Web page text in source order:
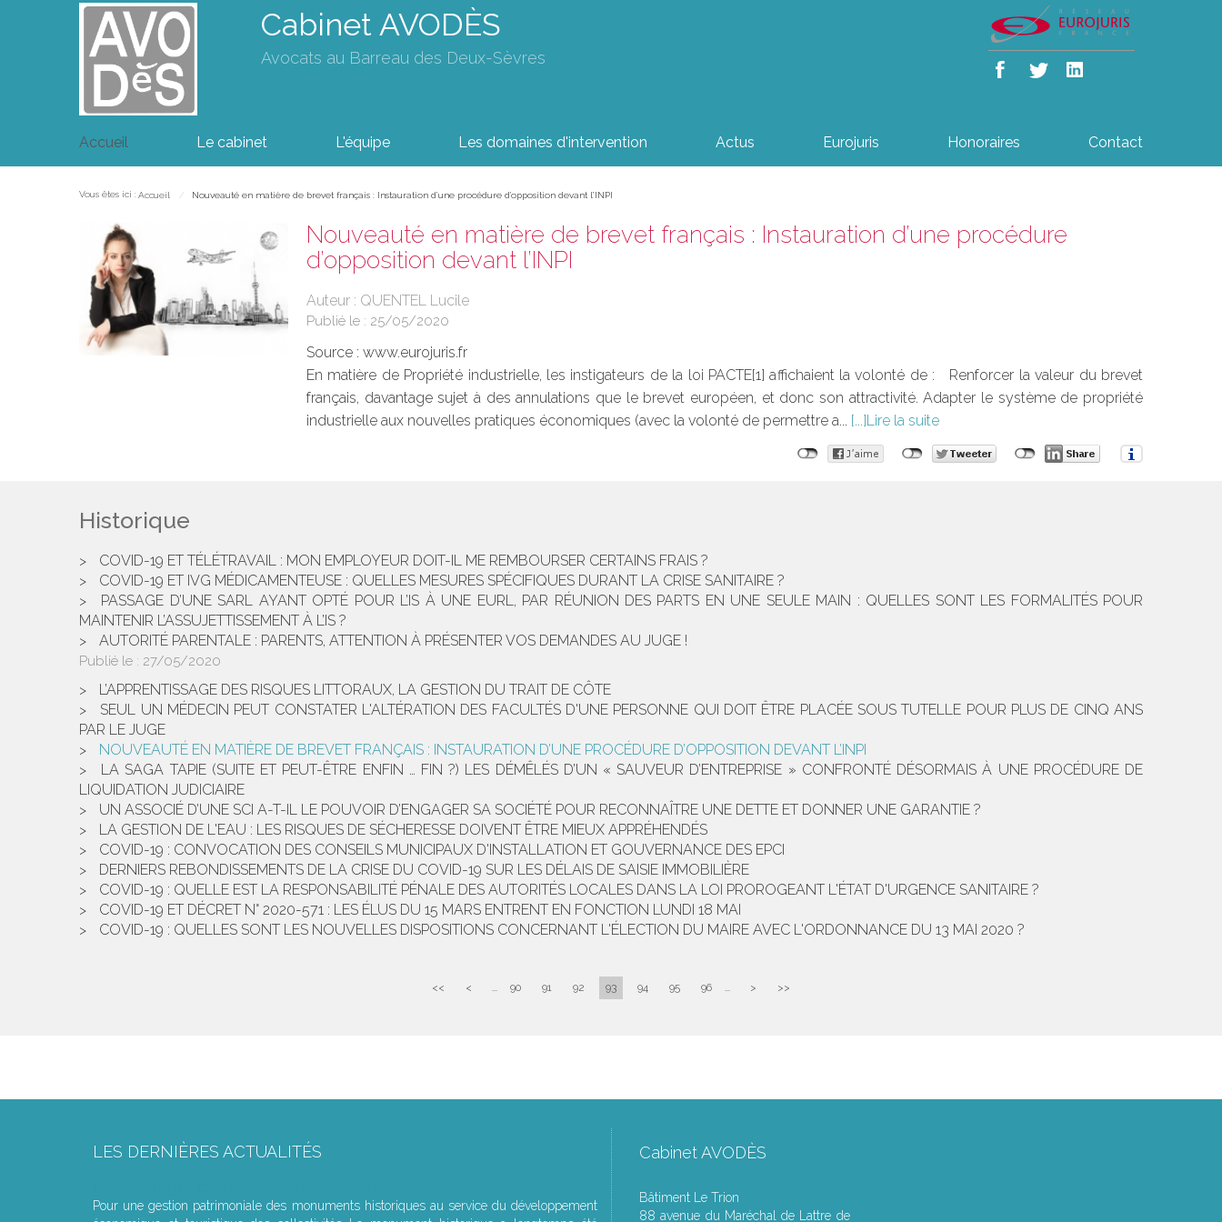
Cabinet AVODÈS
Avocats au Barreau des Deux-Sèvres
Accueil Le cabinet L'équipe Les domaines d'intervention Actus Eurojuris Honoraires Contact
Vous êtes ici : Accueil Nouveauté en matière de brevet français : Instauration d’une procédure d’opposition devant l’INPI
Nouveauté en matière de brevet français : Instauration d’une procédure
d’opposition devant l’INPI
Auteur : QUENTEL Lucile
Publié le : 25/05/2020
Source : www.eurojuris.fr
En matière de Propriété industrielle, les instigateurs de la loi PACTE[1] affichaient la volonté de : Renforcer la valeur du brevet
français, davantage sujet à des annulations que le brevet européen, et donc son attractivité. Adapter le système de propriété
industrielle aux nouvelles pratiques économiques (avec la volonté de permettre a...
Lire la suite
Historique
COVID-19 ET TÉLÉTRAVAIL : MON EMPLOYEUR DOIT-IL ME REMBOURSER CERTAINS FRAIS ?
COVID-19 ET IVG MÉDICAMENTEUSE : QUELLES MESURES SPÉCIFIQUES DURANT LA CRISE SANITAIRE ?
PASSAGE D’UNE SARL AYANT OPTÉ POUR L’IS À UNE EURL, PAR RÉUNION DES PARTS EN UNE SEULE MAIN : QUELLES SONT LES FORMALITÉS POUR
MAINTENIR L’ASSUJETTISSEMENT À L’IS ?
AUTORITÉ PARENTALE : PARENTS, ATTENTION À PRÉSENTER VOS DEMANDES AU JUGE !
Publié le : 27/05/2020
L’APPRENTISSAGE DES RISQUES LITTORAUX, LA GESTION DU TRAIT DE CÔTE
SEUL UN MÉDECIN PEUT CONSTATER L'ALTÉRATION DES FACULTÉS D'UNE PERSONNE QUI DOIT ÊTRE PLACÉE SOUS TUTELLE POUR PLUS DE CINQ ANS
PAR LE JUGE
NOUVEAUTÉ EN MATIÈRE DE BREVET FRANÇAIS : INSTAURATION D’UNE PROCÉDURE D’OPPOSITION DEVANT L’INPI
LA SAGA TAPIE (SUITE ET PEUT-ÊTRE ENFIN … FIN ?) LES DÉMÊLÉS D’UN « SAUVEUR D’ENTREPRISE » CONFRONTÉ DÉSORMAIS À UNE PROCÉDURE DE
LIQUIDATION JUDICIAIRE
UN ASSOCIÉ D’UNE SCI A-T-IL LE POUVOIR D’ENGAGER SA SOCIÉTÉ POUR RECONNAÎTRE UNE DETTE ET DONNER UNE GARANTIE ?
LA GESTION DE L'EAU : LES RISQUES DE SÉCHERESSE DOIVENT ÊTRE MIEUX APPRÉHENDÉS
COVID-19 : CONVOCATION DES CONSEILS MUNICIPAUX D'INSTALLATION ET GOUVERNANCE DES EPCI
DERNIERS REBONDISSEMENTS DE LA CRISE DU COVID-19 SUR LES DÉLAIS DE SAISIE IMMOBILIÈRE
COVID-19 : QUELLE EST LA RESPONSABILITÉ PÉNALE DES AUTORITÉS LOCALES DANS LA LOI PROROGEANT L'ÉTAT D'URGENCE SANITAIRE ?
COVID-19 ET DÉCRET N° 2020-571 : LES ÉLUS DU 15 MARS ENTRENT EN FONCTION LUNDI 18 MAI
COVID-19 : QUELLES SONT LES NOUVELLES DISPOSITIONS CONCERNANT L'ÉLECTION DU MAIRE AVEC L'ORDONNANCE DU 13 MAI 2020 ?
<< < ... 90 91 92 93 94 95 96 ... > >>
LES DERNIÈRES ACTUALITÉS
Pour une gestion patrimoniale des monuments historiques au service du développement
Cabinet AVODÈS
Bâtiment Le Trion
88 avenue du Maréchal de Lattre de